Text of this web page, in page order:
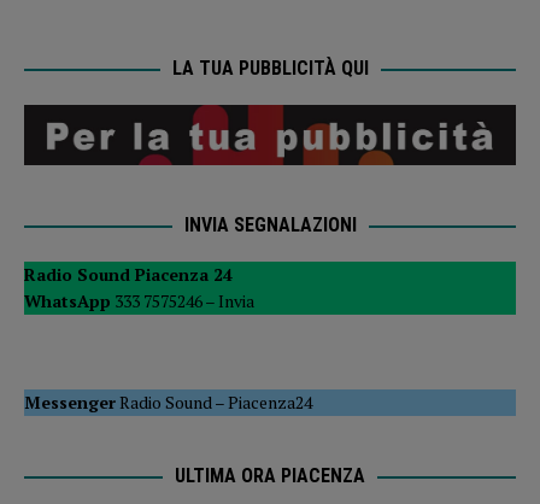
LA TUA PUBBLICITÀ QUI
INVIA SEGNALAZIONI
Radio Sound Piacenza 24
WhatsApp 333 7575246 – Invia
MessengerRadio Sound–Piacenza24
ULTIMA ORA PIACENZA